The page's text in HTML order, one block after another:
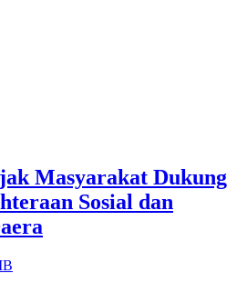
Masyarakat Dukung
Sosial dan